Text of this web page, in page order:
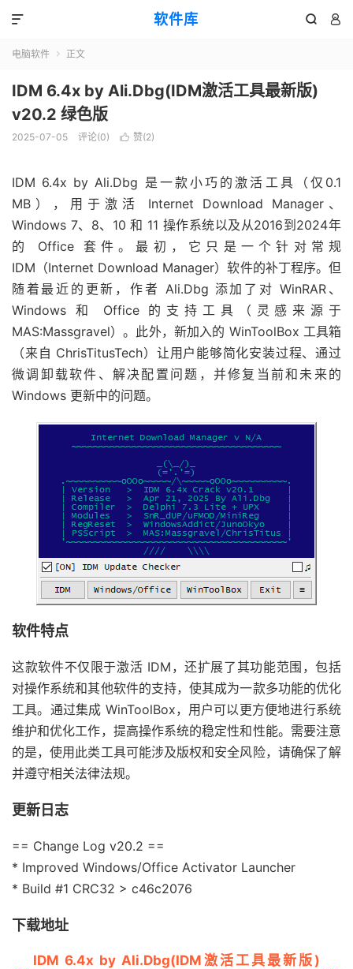
软件库  

电脑软件  正文
IDM 6.4x by Ali.Dbg(IDM激活工具最新版)
v20.2 绿色版
2025-07-05 评论(0)  赞(2)
IDM 6.4x by Ali.Dbg 是一款小巧的激活工具（仅0.1
MB），用于激活 Internet Download Manager、
Windows 7、8、10 和 11 操作系统以及从2016到2024年
的 Office 套件。最初，它只是一个针对常规
IDM（Internet Download Manager）软件的补丁程序。但
随着最近的更新，作者 Ali.Dbg 添加了对 WinRAR、
Windows 和 Office 的支持工具（灵感来源于
MAS:Massgravel）。此外，新加入的 WinToolBox 工具箱
（来自 ChrisTitusTech）让用户能够简化安装过程、通过
微调卸载软件、解决配置问题，并修复当前和未来的
Windows 更新中的问题。
软件特点
这款软件不仅限于激活 IDM，还扩展了其功能范围，包括
对操作系统和其他软件的支持，使其成为一款多功能的优化
工具。通过集成 WinToolBox，用户可以更方便地进行系统
维护和优化工作，提高操作系统的稳定性和性能。需要注意
的是，使用此类工具可能涉及版权和安全风险，请确保了解
并遵守相关法律法规。
更新日志
== Change Log v20.2 ==
* Improved Windows/Office Activator Launcher
* Build #1 CRC32 > c46c2076
下载地址
IDM 6.4x by Ali.Dbg(IDM激活工具最新版)